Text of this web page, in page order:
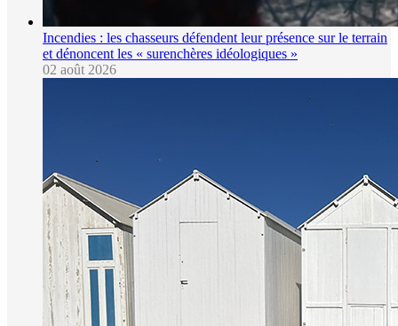
Incendies : les chasseurs défendent leur présence sur le terrain
et dénoncent les « surenchères idéologiques »
02 août 2026